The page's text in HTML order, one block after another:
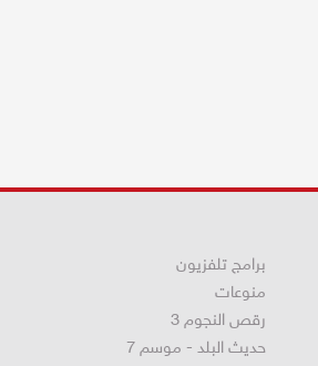
برامج تلفزيون
منوعات
رقص النجوم 3
حديث البلد - موسم 7